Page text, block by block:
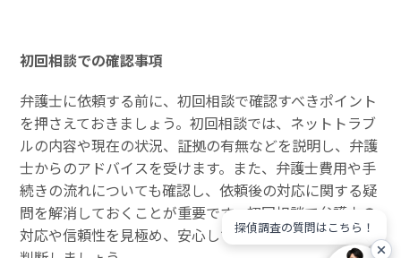
初回相談での確認事項
弁護士に依頼する前に、初回相談で確認すべきポイント
を押さえておきましょう。初回相談では、ネットトラブ
ルの内容や現在の状況、証拠の有無などを説明し、弁護
士からのアドバイスを受けます。また、弁護士費用や手
続きの流れについても確認し、依頼後の対応に関する疑
問を解消しておくことが重要です。初回相談で弁護士の
対応や信頼性を見極め、安心して依頼できるかどうかを
探偵調査の質問はこちら！